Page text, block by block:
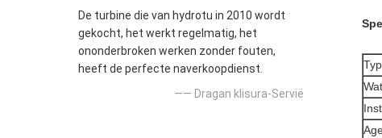
De turbine die van hydrotu in 2010 wordt
gekocht, het werkt regelmatig, het
ononderbroken werken zonder fouten,
heeft de perfecte naverkoopdienst.
—— Dragan klisura-Servië